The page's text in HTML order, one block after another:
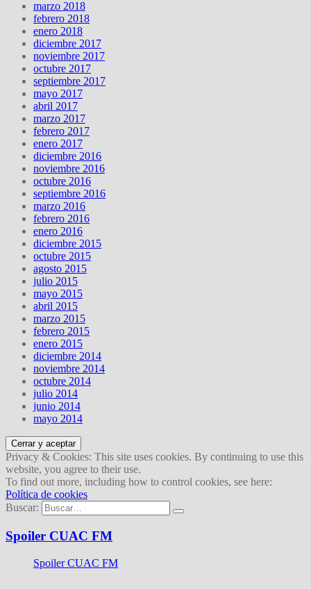
marzo 2018
febrero 2018
enero 2018
diciembre 2017
noviembre 2017
octubre 2017
septiembre 2017
mayo 2017
abril 2017
marzo 2017
febrero 2017
enero 2017
diciembre 2016
noviembre 2016
octubre 2016
septiembre 2016
marzo 2016
febrero 2016
enero 2016
diciembre 2015
octubre 2015
agosto 2015
julio 2015
mayo 2015
abril 2015
marzo 2015
febrero 2015
enero 2015
diciembre 2014
noviembre 2014
octubre 2014
julio 2014
junio 2014
mayo 2014
Privacy & Cookies: This site uses cookies. By continuing to use this
website, you agree to their use.
To find out more, including how to control cookies, see here:
Política de cookies
Buscar:
Spoiler CUAC FM
Spoiler CUAC FM